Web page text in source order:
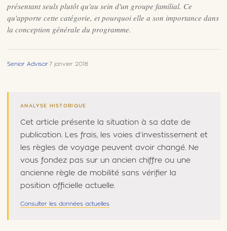
présentant seuls plutôt qu'au sein d'un groupe familial. Ce
qu'apporte cette catégorie, et pourquoi elle a son importance dans
la conception générale du programme.
Senior Advisor·7 janvier 2018
ANALYSE HISTORIQUE
Cet article présente la situation à sa date de
publication. Les frais, les voies d’investissement et
les règles de voyage peuvent avoir changé. Ne
vous fondez pas sur un ancien chiffre ou une
ancienne règle de mobilité sans vérifier la
position officielle actuelle.
Consulter les données actuelles